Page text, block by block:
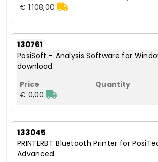
€ 1.108,00
130761
PosiSoft - Analysis Software for
download
€ 0,00
133045
PRINTERBT Bluetooth Printer for
Advanced